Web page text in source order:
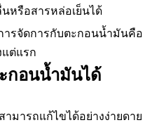
หรือสารหล่อเย็นได้
ารจัดการกับตะกอนน้ำมันคือ
ต่แรก
กอนน้ำมันได้
มารถแก้ไขได้อย่างง่ายดาย